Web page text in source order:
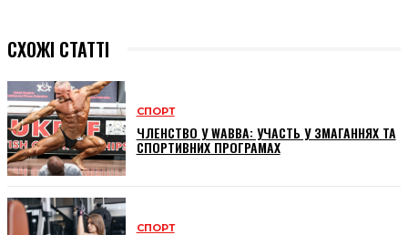
СХОЖІ СТАТТІ
СПОРТ
ЧЛЕНСТВО У WABBA: УЧАСТЬ У ЗМАГАННЯХ ТА
СПОРТИВНИХ ПРОГРАМАХ
СПОРТ